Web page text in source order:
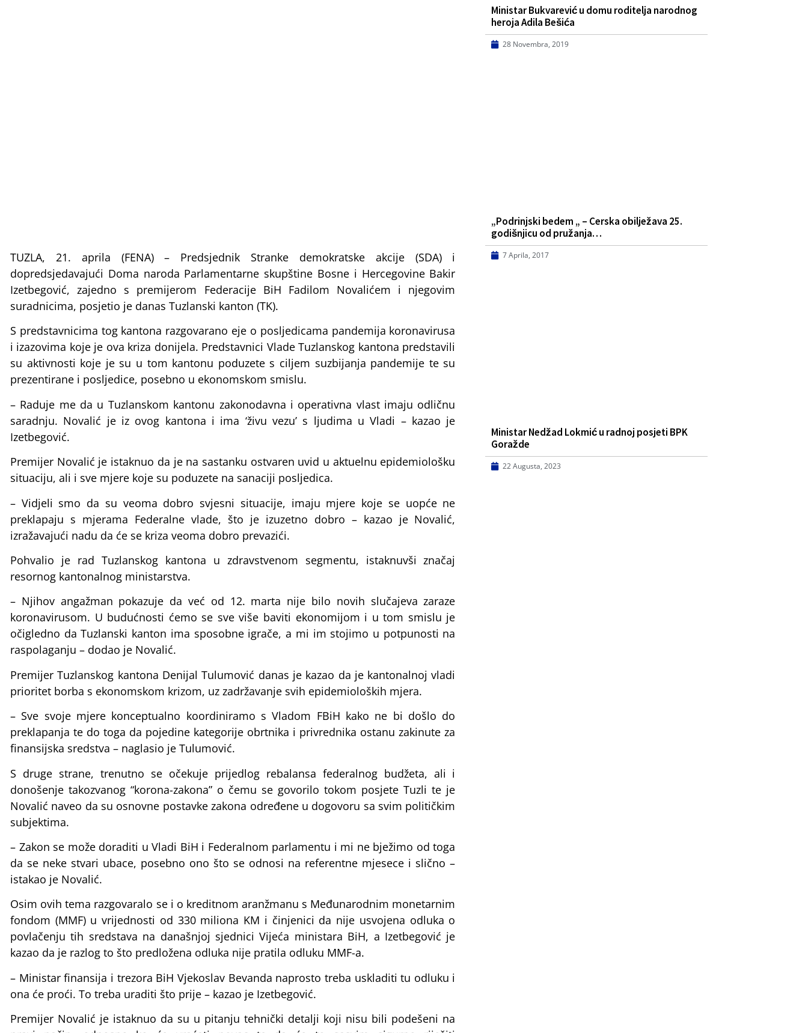
TUZLA, 21. aprila (FENA) – Predsjednik Stranke demokratske akcije (SDA) i
dopredsjedavajući Doma naroda Parlamentarne skupštine Bosne i Hercegovine Bakir
Izetbegović, zajedno s premijerom Federacije BiH Fadilom Novalićem i njegovim
suradnicima, posjetio je danas Tuzlanski kanton (TK).
S predstavnicima tog kantona razgovarano eje o posljedicama pandemija koronavirusa
i izazovima koje je ova kriza donijela. Predstavnici Vlade Tuzlanskog kantona predstavili
su aktivnosti koje je su u tom kantonu poduzete s ciljem suzbijanja pandemije te su
prezentirane i posljedice, posebno u ekonomskom smislu.
– Raduje me da u Tuzlanskom kantonu zakonodavna i operativna vlast imaju odličnu
saradnju. Novalić je iz ovog kantona i ima ‘živu vezu’ s ljudima u Vladi – kazao je
Izetbegović.
Premijer Novalić je istaknuo da je na sastanku ostvaren uvid u aktuelnu epidemiološku
situaciju, ali i sve mjere koje su poduzete na sanaciji posljedica.
– Vidjeli smo da su veoma dobro svjesni situacije, imaju mjere koje se uopće ne
preklapaju s mjerama Federalne vlade, što je izuzetno dobro – kazao je Novalić,
izražavajući nadu da će se kriza veoma dobro prevazići.
Pohvalio je rad Tuzlanskog kantona u zdravstvenom segmentu, istaknuvši značaj
resornog kantonalnog ministarstva.
– Njihov angažman pokazuje da već od 12. marta nije bilo novih slučajeva zaraze
koronavirusom. U budućnosti ćemo se sve više baviti ekonomijom i u tom smislu je
očigledno da Tuzlanski kanton ima sposobne igrače, a mi im stojimo u potpunosti na
raspolaganju – dodao je Novalić.
Premijer Tuzlanskog kantona Denijal Tulumović danas je kazao da je kantonalnoj vladi
prioritet borba s ekonomskom krizom, uz zadržavanje svih epidemioloških mjera.
– Sve svoje mjere konceptualno koordiniramo s Vladom FBiH kako ne bi došlo do
preklapanja te do toga da pojedine kategorije obrtnika i privrednika ostanu zakinute za
finansijska sredstva – naglasio je Tulumović.
S druge strane, trenutno se očekuje prijedlog rebalansa federalnog budžeta, ali i
donošenje takozvanog “korona-zakona” o čemu se govorilo tokom posjete Tuzli te je
Novalić naveo da su osnovne postavke zakona određene u dogovoru sa svim političkim
subjektima.
– Zakon se može doraditi u Vladi BiH i Federalnom parlamentu i mi ne bježimo od toga
da se neke stvari ubace, posebno ono što se odnosi na referentne mjesece i slično –
istakao je Novalić.
Osim ovih tema razgovaralo se i o kreditnom aranžmanu s Međunarodnim monetarnim
fondom (MMF) u vrijednosti od 330 miliona KM i činjenici da nije usvojena odluka o
povlačenju tih sredstava na današnjoj sjednici Vijeća ministara BiH, a Izetbegović je
kazao da je razlog to što predložena odluka nije pratila odluku MMF-a.
– Ministar finansija i trezora BiH Vjekoslav Bevanda naprosto treba uskladiti tu odluku i
ona će proći. To treba uraditi što prije – kazao je Izetbegović.
Premijer Novalić je istaknuo da su u pitanju tehnički detalji koji nisu bili podešeni na
Ministar Bukvarević u domu roditelja narodnog
heroja Adila Bešića
28 Novembra, 2019
„Podrinjski bedem „ – Cerska obilježava 25.
godišnjicu od pružanja…
7 Aprila, 2017
Ministar Nedžad Lokmić u radnoj posjeti BPK
Goražde
22 Augusta, 2023